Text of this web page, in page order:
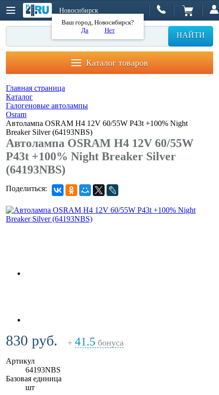
Новосибирск
Ваш город, Новосибирск?
Да
Нет
НАЙТИ
Каталог товаров
Главная страница
Каталог
Галогеновые автолампы
Osram
Автолампа OSRAM H4 12V 60/55W P43t +100% Night
Breaker Silver (64193NBS)
Автолампа OSRAM H4 12V 60/55W
P43t +100% Night Breaker Silver
(64193NBS)
Поделиться:
830 руб. + 41.5 бонуса
Артикул
64193NBS
Базовая единица
шт